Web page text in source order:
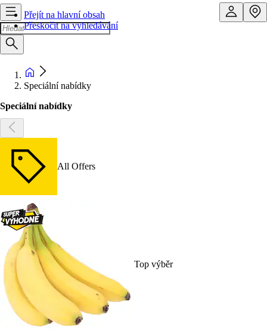
Přejít na hlavní obsah
Přeskočit na vyhledávání
Speciální nabídky
Speciální nabídky
All Offers
Top výběr